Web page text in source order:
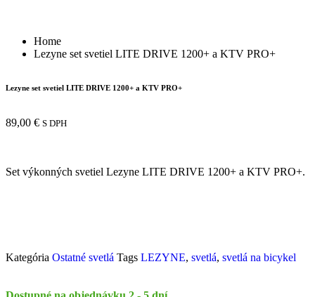
Home
Lezyne set svetiel LITE DRIVE 1200+ a KTV PRO+
Lezyne set svetiel LITE DRIVE 1200+ a KTV PRO+
89,00 € S DPH
Set výkonných svetiel Lezyne LITE DRIVE 1200+ a KTV PRO+.
Kategória Ostatné svetlá Tags LEZYNE, svetlá, svetlá na bicykel